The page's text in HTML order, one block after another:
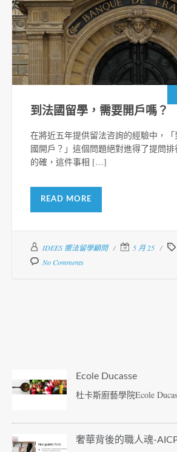
到法國留學，需要開戶嗎？
在將近五年提供留法咨詢的經驗中，
國開戶？」這個問題絕對進得了提問
的確，這件事相 […]
READ MORE
IDEES 嚮法留學顧問 5 月 25
No Comments
Ecole Ducasse
杜卡斯廚藝學院Ecole
奢華背後的職人魂-